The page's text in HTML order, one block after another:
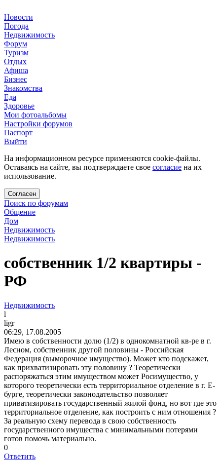
Новости
Погода
Недвижимость
Форум
Туризм
Отдых
Афиша
Бизнес
Знакомства
Еда
Здоровье
Мои фотоальбомы
Настройки форумов
Паспорт
Выйти
На информационном ресурсе применяются cookie-файлы.
Оставаясь на сайте, вы подтверждаете свое согласие на их
использование.
Согласен
Поиск по форумам
Общение
Дом
Недвижимость
Недвижимость
собственник 1/2 квартиры -
РФ
Недвижимость
l
ligr
06:29, 17.08.2005
Имею в собственности долю (1/2) в однокомнатной кв-ре в г.
Лесном, собственник другой половины - Российская
Федерация (выморочное имущество). Может кто подскажет,
как прихватизировать эту половину ? Теоретически
распоряжаться этим имуществом может Росимущество, у
которого теоретически есть территориальное отделение в г. Е-
бурге, теоретически законодательство позволяет
приватизировать государственный жилой фонд, но вот где это
территориальное отделение, как построить с ним отношения ?
За реальную схему перевода в свою собственность
государственного имущества с минимальными потерями
готов помочь материально.
0
Ответить